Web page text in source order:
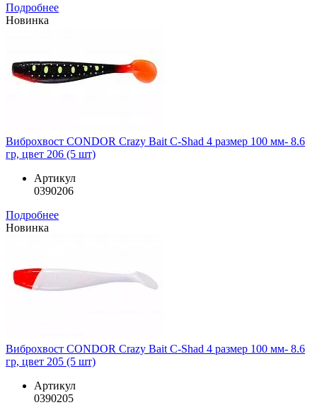
Подробнее
Новинка
Виброхвост CONDOR Crazy Bait C-Shad 4 размер 100 мм- 8.6
гр, цвет 206 (5 шт)
Артикул
0390206
Подробнее
Новинка
Виброхвост CONDOR Crazy Bait C-Shad 4 размер 100 мм- 8.6
гр, цвет 205 (5 шт)
Артикул
0390205